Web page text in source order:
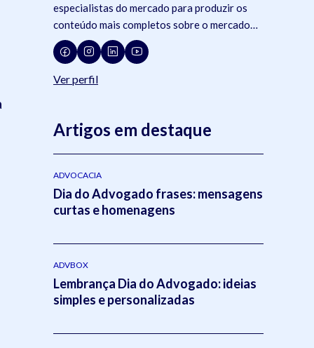
especialistas do mercado para produzir os
conteúdo mais completos sobre o mercado
jurídico, tecnologia e advocacia.
Ver perfil
Artigos em destaque
ADVOCACIA
Dia do Advogado frases: mensagens
curtas e homenagens
ADVBOX
Lembrança Dia do Advogado: ideias
simples e personalizadas